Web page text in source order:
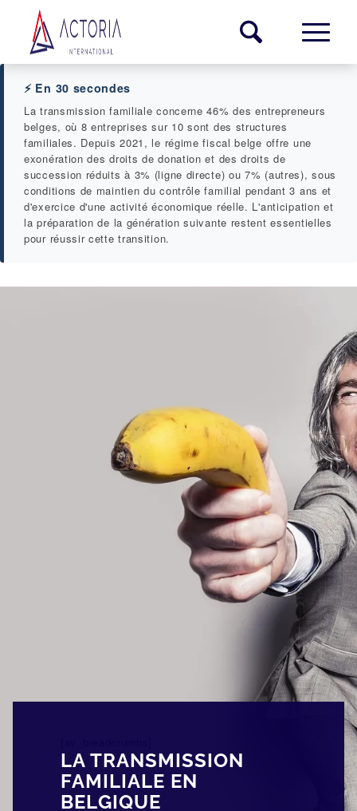
⚡ En 30 secondes
La transmission familiale concerne 46% des entrepreneurs
belges, où 8 entreprises sur 10 sont des structures
familiales. Depuis 2021, le régime fiscal belge offre une
exonération des droits de donation et des droits de
succession réduits à 3% (ligne directe) ou 7% (autres), sous
conditions de maintien du contrôle familial pendant 3 ans et
d'exercice d'une activité économique réelle. L'anticipation et
la préparation de la génération suivante restent essentielles
pour réussir cette transition.
LA TRANSMISSION
FAMILIALE EN
BELGIQUE